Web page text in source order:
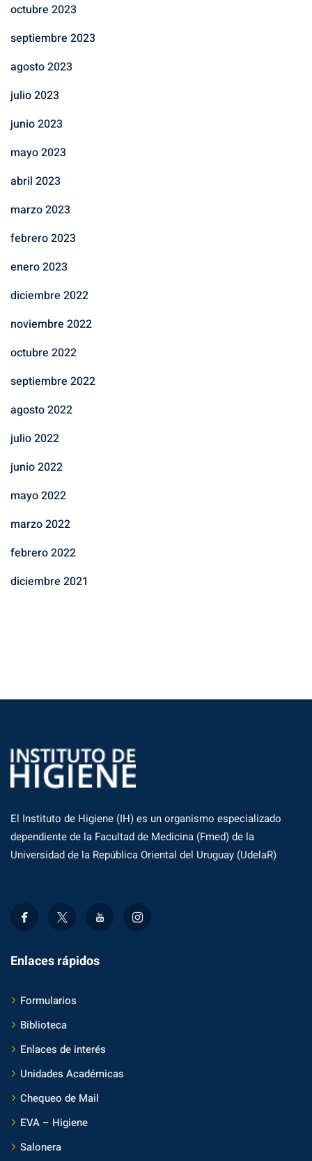
octubre 2023
septiembre 2023
agosto 2023
julio 2023
junio 2023
mayo 2023
abril 2023
marzo 2023
febrero 2023
enero 2023
diciembre 2022
noviembre 2022
octubre 2022
septiembre 2022
agosto 2022
julio 2022
junio 2022
mayo 2022
marzo 2022
febrero 2022
diciembre 2021
El Instituto de Higiene (IH) es un organismo especializado
dependiente de la Facultad de Medicina (Fmed) de la
Universidad de la República Oriental del Uruguay (UdelaR)
Enlaces rápidos
Formularios
Biblioteca
Enlaces de interés
Unidades Académicas
Chequeo de Mail
EVA – Higiene
Salonera